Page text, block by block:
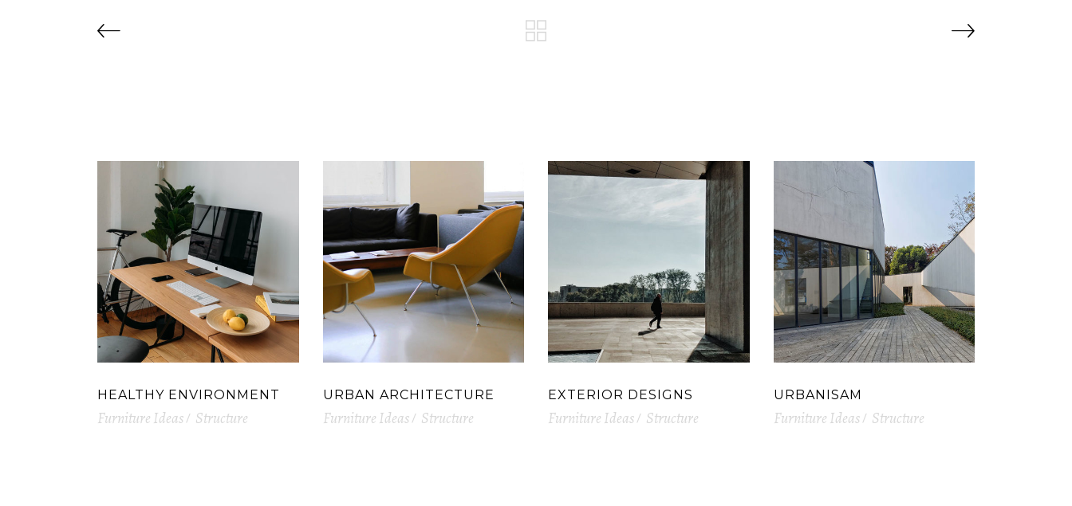
HEALTHY ENVIRONMENT
Furniture Ideas Structure
URBAN ARCHITECTURE
Furniture Ideas Structure
EXTERIOR DESIGNS
Furniture Ideas Structure
URBANISAM
Furniture Ideas Structure